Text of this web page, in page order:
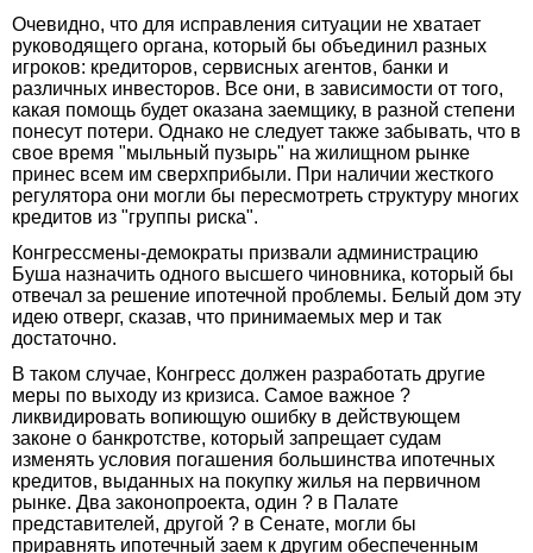
Очевидно, что для исправления ситуации не хватает
руководящего органа, который бы объединил разных
игроков: кредиторов, сервисных агентов, банки и
различных инвесторов. Все они, в зависимости от того,
какая помощь будет оказана заемщику, в разной степени
понесут потери. Однако не следует также забывать, что в
свое время "мыльный пузырь" на жилищном рынке
принес всем им сверхприбыли. При наличии жесткого
регулятора они могли бы пересмотреть структуру многих
кредитов из "группы риска".
Конгрессмены-демократы призвали администрацию
Буша назначить одного высшего чиновника, который бы
отвечал за решение ипотечной проблемы. Белый дом эту
идею отверг, сказав, что принимаемых мер и так
достаточно.
В таком случае, Конгресс должен разработать другие
меры по выходу из кризиса. Самое важное ?
ликвидировать вопиющую ошибку в действующем
законе о банкротстве, который запрещает судам
изменять условия погашения большинства ипотечных
кредитов, выданных на покупку жилья на первичном
рынке. Два законопроекта, один ? в Палате
представителей, другой ? в Сенате, могли бы
приравнять ипотечный заем к другим обеспеченным